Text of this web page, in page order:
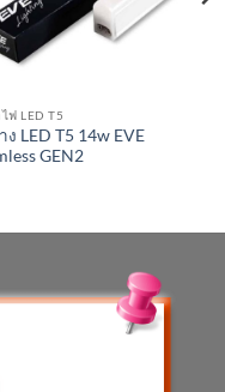
ฟ LED T5
ง LED T5 14w EVE
GEN2